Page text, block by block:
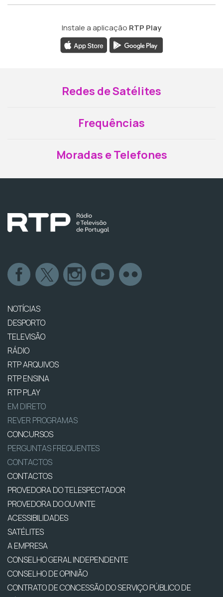
Instale a aplicação RTP Play
Redes de Satélites
Frequências
Moradas e Telefones
NOTÍCIAS
DESPORTO
TELEVISÃO
RÁDIO
RTP ARQUIVOS
RTP ENSINA
RTP PLAY
EM DIRETO
REVER PROGRAMAS
CONCURSOS
PERGUNTAS FREQUENTES
CONTACTOS
CONTACTOS
PROVEDORA DO TELESPECTADOR
PROVEDORA DO OUVINTE
ACESSIBILIDADES
SATÉLITES
A EMPRESA
CONSELHO GERAL INDEPENDENTE
CONSELHO DE OPINIÃO
CONTRATO DE CONCESSÃO DO SERVIÇO PÚBLICO DE